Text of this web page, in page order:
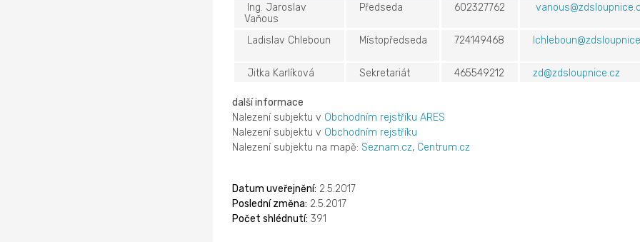
Ing. Jaroslav
Vaňous
Předseda 602327762
Ladislav Chleboun Místopředseda 724149468
Jitka Karlíková Sekretariát 465549212 zd@zdsloupnice.cz
další informace
Nalezení subjektu v Obchodním rejstříku ARES
Nalezení subjektu v Obchodním rejstříku
Nalezení subjektu na mapě: Seznam.cz, Centrum.cz
Datum uveřejnění: 2.5.2017
Poslední změna: 2.5.2017
Počet shlédnutí: 391